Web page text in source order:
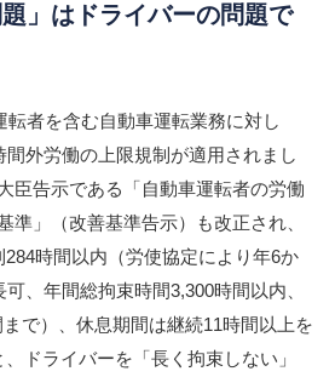
」はドライバーの問題で
転者を含む自動車運転業務に対し
外労働の上限規制が適用されまし
臣告示である「自動車運転者の労働
準」（改善基準告示）も改正され、
時間以内（労使協定により年6か
、年間総拘束時間3,300時間以内、
で）、休息期間は継続11時間以上を
ドライバーを「長く拘束しない」